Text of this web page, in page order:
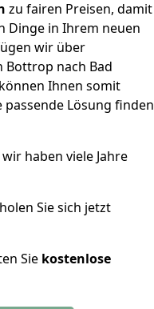
zu fairen Preisen, damit
Dinge in Ihrem neuen
wir über
nach Bad
Ihnen somit
Lösung finden
haben viele Jahre
Sie sich jetzt
Sie kostenlose